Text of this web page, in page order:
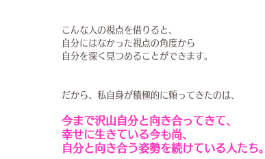
こんな人の視点を借りると、
自分にはなかった視点の角度から
自分を深く見つめることができます。
だから、私自身が積極的に頼ってきたのは、
今まで沢山自分と向き合ってきて、
幸せに生きている今も尚、
自分と向き合う姿勢を続けている人たち。